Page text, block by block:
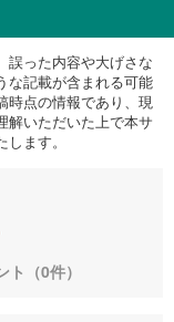
誤った内容や大げさな
な記載が含まれる可能
時点の情報であり、現
解いただいた上で本サ
ます。
ト（0件）